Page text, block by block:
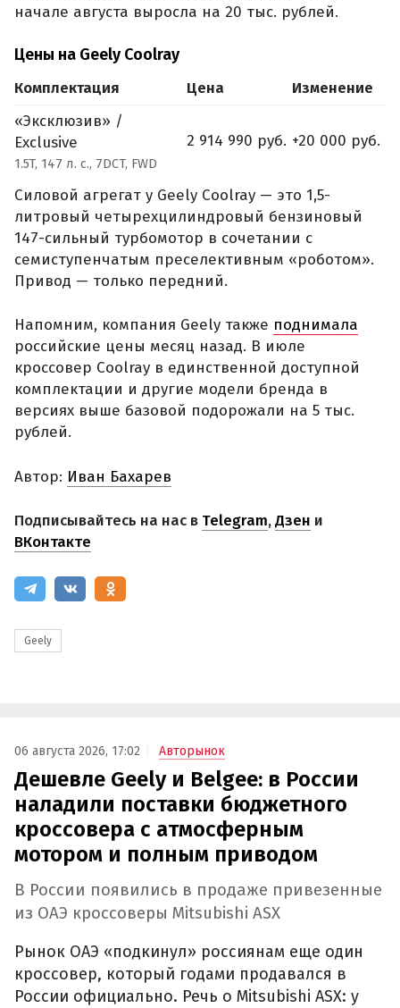
начале августа выросла на 20 тыс. рублей.
Цены на Geely Coolray
Комплектация Цена
Изменение
«Эксклюзив» /
Exclusive
1.5T, 147 л. с., 7DCT, FWD
2 914 990 руб. +20 000 руб.
Силовой агрегат у Geely Coolray — это 1,5-
литровый четырехцилиндровый бензиновый
147-сильный турбомотор в сочетании с
семиступенчатым преселективным «роботом».
Привод — только передний.
Напомним, компания Geely также поднимала
российские цены месяц назад. В июле
кроссовер Coolray в единственной доступной
комплектации и другие модели бренда в
версиях выше базовой подорожали на 5 тыс.
рублей.
Автор: Иван Бахарев
Подписывайтесь на нас в Telegram,Дзен и
ВКонтакте
Geely
06 августа 2026, 17:02 Авторынок
Дешевле Geely и Belgee: в России
наладили поставки бюджетного
кроссовера с атмосферным
мотором и полным приводом
В России появились в продаже привезенные
из ОАЭ кроссоверы Mitsubishi ASX
Рынок ОАЭ «подкинул» россиянам еще один
кроссовер, который годами продавался в
России официально. Речь о Mitsubishi ASX: у